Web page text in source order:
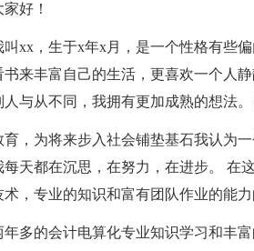
好！
，生于x年x月，是一个性格有些偏
书来丰富自己的生活，更喜欢一个人
人与从不同，我拥有更加成熟的想法
为将来步入社会铺垫基石我认为一
每天都在沉思，在努力，在进步。 在
术，专业的知识和富有团队作业的能力
的会计电算化专业知识学习和丰富